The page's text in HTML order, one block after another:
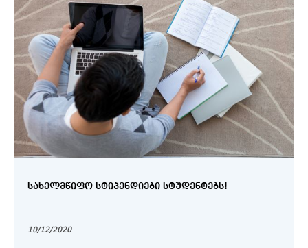
ᲡᲐᲮᲔᲚᲛᲬᲘᲤᲝ ᲡᲢᲘᲞᲔᲜᲓᲘᲔᲑᲘ ᲡᲢᲣᲓᲔᲜᲢᲔᲑᲡ!
10/12/2020